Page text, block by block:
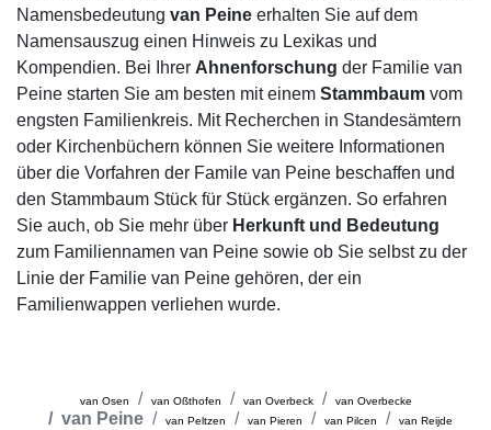
Namensbedeutung van Peine erhalten Sie auf dem
Namensauszug einen Hinweis zu Lexikas und
Kompendien. Bei Ihrer Ahnenforschung der Familie van
Peine starten Sie am besten mit einem Stammbaum vom
engsten Familienkreis. Mit Recherchen in Standesämtern
oder Kirchenbüchern können Sie weitere Informationen
über die Vorfahren der Famile van Peine beschaffen und
den Stammbaum Stück für Stück ergänzen. So erfahren
Sie auch, ob Sie mehr über Herkunft und Bedeutung
zum Familiennamen van Peine sowie ob Sie selbst zu der
Linie der Familie van Peine gehören, der ein
Familienwappen verliehen wurde.
van Osen van Oßthofen van Overbeck van Overbecke
van Peine van Peltzen van Pieren van Pilcen van Reijde